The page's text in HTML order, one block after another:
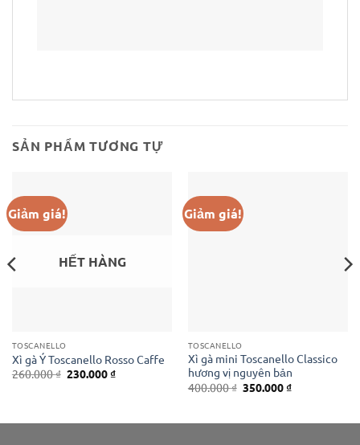
SẢN PHẨM TƯƠNG TỰ
Giảm giá!
HẾT HÀNG
TOSCANELLO
Xì gà Ý Toscanello Rosso Caffe
260.000₫ Giá
230.000₫Giá
Giảm giá!
TOSCANELLO
Xì gà mini Toscanello Classico
hương vị nguyên bản
400.000₫ Giá
gốc
350.000₫Giá
350.000 ₫.